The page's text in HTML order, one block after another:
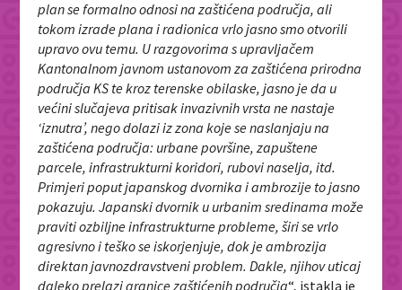
plan se formalno odnosi na zaštićena područja, ali
tokom izrade plana i radionica vrlo jasno smo otvorili
upravo ovu temu. U razgovorima s upravljačem
Kantonalnom javnom ustanovom za zaštićena prirodna
područja KS te kroz terenske obilaske, jasno je da u
većini slučajeva pritisak invazivnih vrsta ne nastaje
‘iznutra’, nego dolazi iz zona koje se naslanjaju na
zaštićena područja: urbane površine, zapuštene
parcele, infrastrukturni koridori, rubovi naselja, itd.
Primjeri poput japanskog dvornika i ambrozije to jasno
pokazuju. Japanski dvornik u urbanim sredinama može
praviti ozbiljne infrastrukturne probleme, širi se vrlo
agresivno i teško se iskorjenjuje, dok je ambrozija
direktan javnozdravstveni problem. Dakle, njihov uticaj
daleko prelazi granice zaštićenih područja“, istakla je